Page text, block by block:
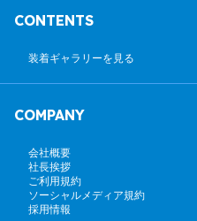
CONTENTS
装着ギャラリーを見る
COMPANY
会社概要
社長挨拶
ご利用規約
ソーシャルメディア規約
採用情報